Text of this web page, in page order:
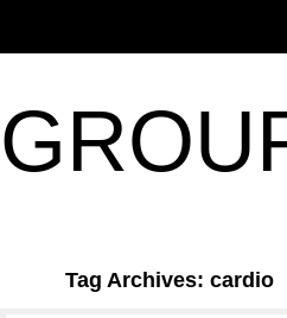
Tag Archives: cardio